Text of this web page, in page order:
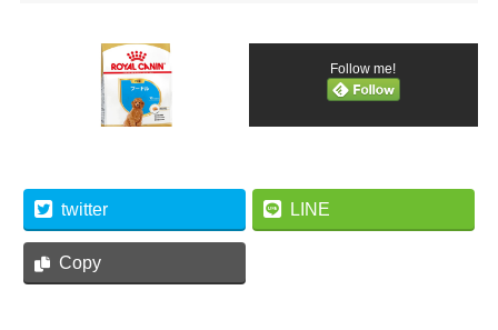
Follow me!
twitter LINE
Copy